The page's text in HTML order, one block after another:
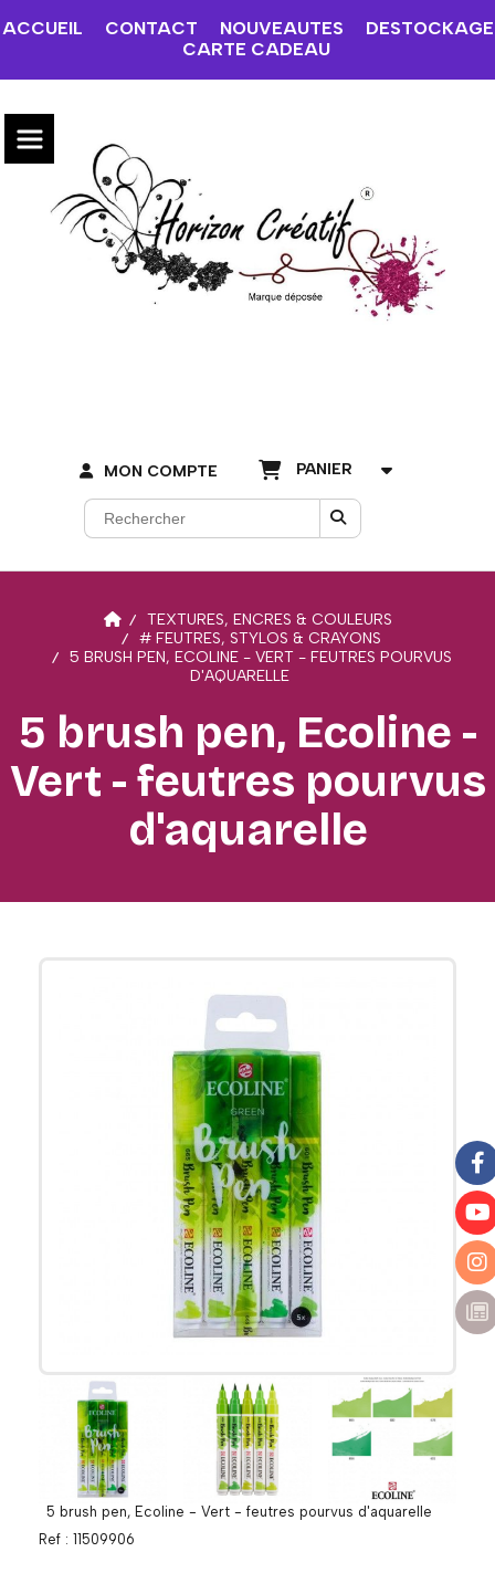
ACCUEIL CONTACT NOUVEAUTES
DESTOCKAGE
CARTE CADEAU
MON COMPTE PANIER
TEXTURES, ENCRES & COULEURS
# FEUTRES, STYLOS & CRAYONS
5 BRUSH PEN, ECOLINE - VERT - FEUTRES POURVUS
D'AQUARELLE
5 brush pen, Ecoline -
Vert - feutres pourvus
d'aquarelle
5 brush pen, Ecoline - Vert - feutres pourvus d'aquarelle
Ref : 11509906